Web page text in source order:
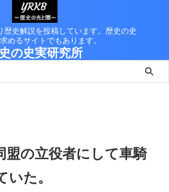
歴史解説を投稿しています。歴史の史
めるサイトでもあります。
の史実研究所
盟の立役者にして車騎
た。